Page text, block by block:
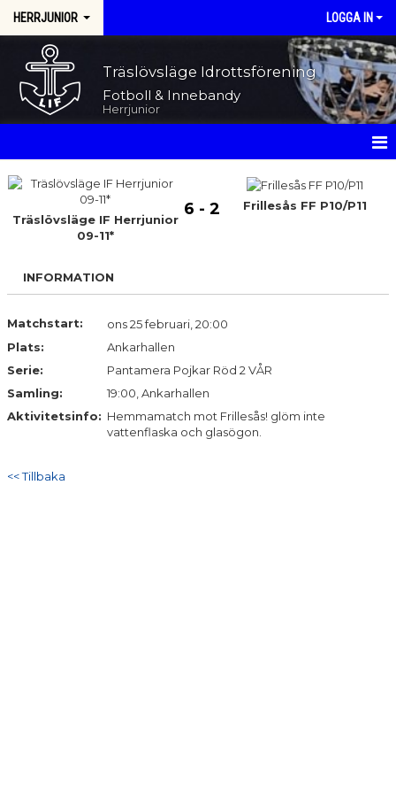
HERRJUNIOR LOGGA IN
Träslövsläge Idrottsförening
Fotboll & Innebandy
Herrjunior
HEM
NYHETER
MATCHER
TRUPPEN
BILDGALLERI
Träslövsläge IF Herrjunior
09-11*
6 - 2 Frillesås FF P10/P11
INFORMATION
Matchstart:
ons 25 februari, 20:00
Plats:
Ankarhallen
Serie:
Pantamera Pojkar Röd 2 VÅR
Samling:
19:00, Ankarhallen
Aktivitetsinfo: Hemmamatch mot Frillesås! glöm inte
vattenflaska och glasögon.
<< Tillbaka